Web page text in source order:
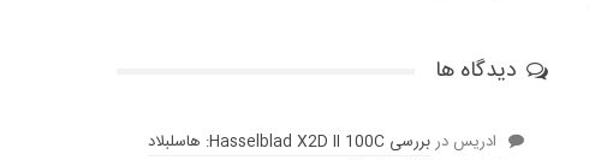
دیدگاه ها
ادریس در
بررسی Hasselblad X2D II 100C: هاسلبلاد